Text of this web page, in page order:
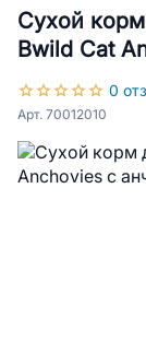
Сухой
Bwild Cat
0
Арт. 70012010